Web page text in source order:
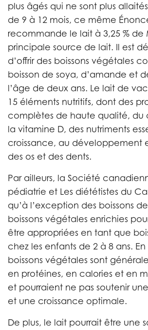
plus âgés qui ne sont plus
de 9 à 12 mois, ce même
recommande le lait à 3,25 % de
principale source de lait. Il est
d’offrir des boissons végétales
boisson de soya, d’amande et
l’âge de deux ans. Le lait de
15 éléments nutritifs, dont des
complètes de haute qualité, du
la vitamine D, des nutriments
croissance, au développement
des os et des dents.
Par ailleurs, la Société
pédiatrie et Les diététistes du
qu’à l’exception des boissons
boissons végétales enrichies
être appropriées en tant que
chez les enfants de 2 à 8 ans. En
boissons végétales sont
en protéines, en calories et en
et pourraient ne pas soutenir
et une croissance optimale.
De plus, le lait pourrait être une